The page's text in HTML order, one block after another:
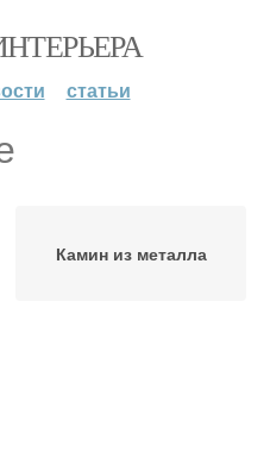
статьи
Камин из металла